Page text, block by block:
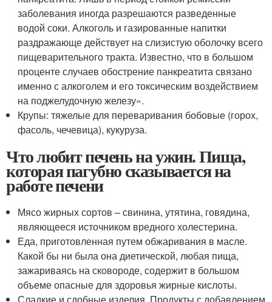
заболевания иногда разрешаются разведенные
водой соки. Алкоголь и газированные напитки
раздражающе действует на слизистую оболочку всего
пищеварительного тракта. Известно, что в большом
проценте случаев обострение панкреатита связано
именно с алкоголем и его токсическим воздействием
на поджелудочную железу».
Крупы: тяжелые для переваривания бобовые (горох,
фасоль, чечевица), кукуруза.
Что любит печень на ужин. Пища,
которая пагубно сказывается на
работе печени
Мясо жирных сортов – свинина, утятина, говядина,
являющееся источником вредного холестерина.
Еда, приготовленная путем обжаривания в масле.
Какой бы ни была она диетической, любая пища,
зажариваясь на сковороде, содержит в большом
объеме опасные для здоровья жирные кислоты.